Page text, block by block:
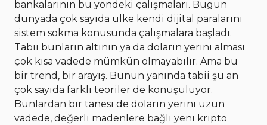
bankalarının bu yöndeki çalışmaları. Bugün
dünyada çok sayıda ülke kendi dijital paralarını
sistem sokma konusunda çalışmalara başladı.
Tabii bunların altının ya da doların yerini alması
çok kısa vadede mümkün olmayabilir. Ama bu
bir trend, bir arayış. Bunun yanında tabii şu an
çok sayıda farklı teoriler de konuşuluyor.
Bunlardan bir tanesi de doların yerini uzun
vadede, değerli madenlere bağlı yeni kripto